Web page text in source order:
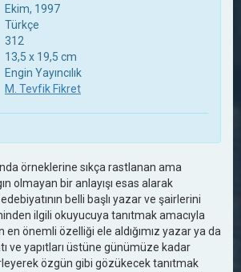
Ekim, 1997
Türkçe
312
13,5 x 19,5 cm
Engin Yayıncılık
M. Tevfik Fikret
örneklerine sıkça rastlanan ama
olmayan bir anlayışı esas alarak
edebiyatının belli başlı yazar ve şairlerini
ilgili okuyucuya tanıtmak amacıyla
en önemli özelliği ele aldığımız yazar ya da
ve yapıtları üstüne günümüze kadar
özgün gibi gözükecek tanıtmak